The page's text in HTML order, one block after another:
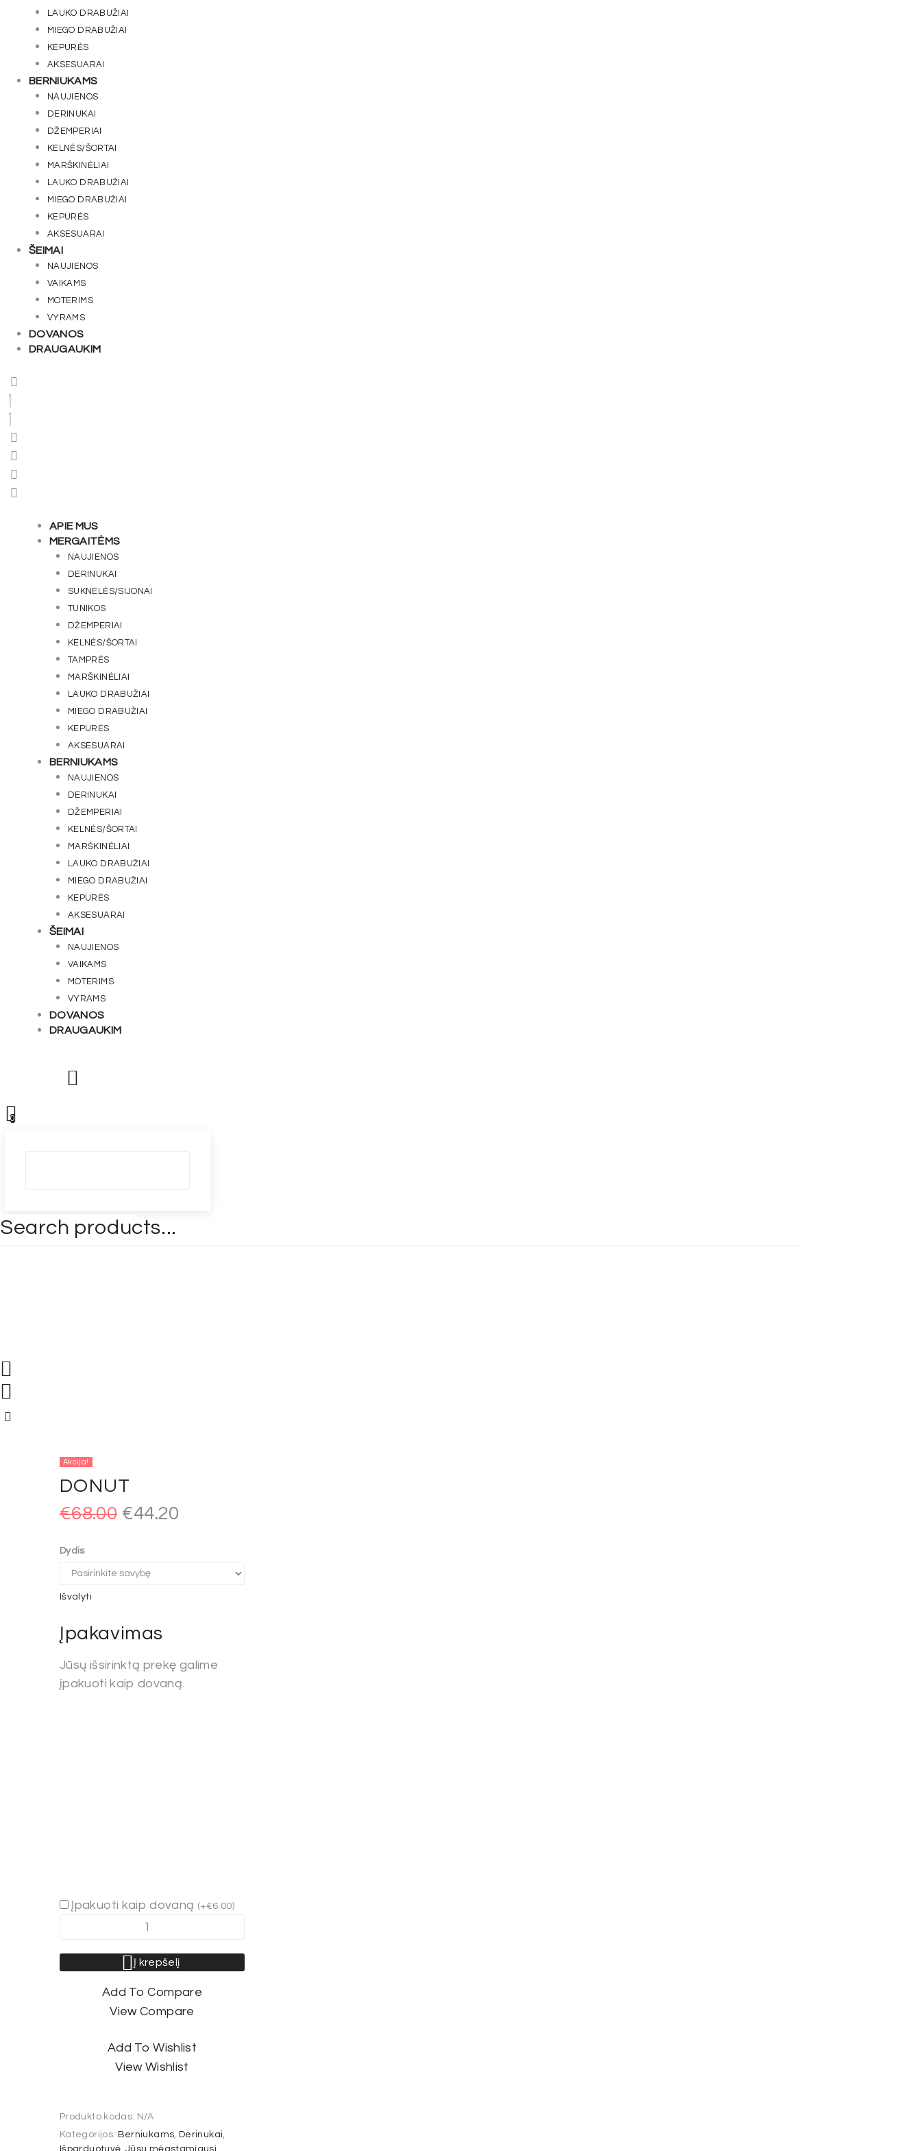
LAUKO DRABUŽIAI
MIEGO DRABUŽIAI
KEPURĖS
AKSESUARAI
BERNIUKAMS
NAUJIENOS
DERINUKAI
DŽEMPERIAI
KELNĖS/ŠORTAI
MARŠKINĖLIAI
LAUKO DRABUŽIAI
MIEGO DRABUŽIAI
KEPURĖS
AKSESUARAI
ŠEIMAI
NAUJIENOS
VAIKAMS
MOTERIMS
VYRAMS
DOVANOS
DRAUGAUKIM
APIE MUS
MERGAITĖMS
NAUJIENOS
DERINUKAI
SUKNELĖS/SIJONAI
TUNIKOS
DŽEMPERIAI
KELNĖS/ŠORTAI
TAMPRĖS
MARŠKINĖLIAI
LAUKO DRABUŽIAI
MIEGO DRABUŽIAI
KEPURĖS
AKSESUARAI
BERNIUKAMS
NAUJIENOS
DERINUKAI
DŽEMPERIAI
KELNĖS/ŠORTAI
MARŠKINĖLIAI
LAUKO DRABUŽIAI
MIEGO DRABUŽIAI
KEPURĖS
AKSESUARAI
ŠEIMAI
NAUJIENOS
VAIKAMS
MOTERIMS
VYRAMS
DOVANOS
DRAUGAUKIM
0
Akcija!
DONUT
€68.00 Original
€68.00.
€44.20
€44.20.
Dydis
Išvalyti
Įpakavimas
Jūsų išsirinktą prekę galime
įpakuoti kaip dovaną.
Įpakuoti kaip dovaną (+€6.00)
Į krepšelį
Add To Compare
View Compare
Add To Wishlist
View Wishlist
Produkto kodas: N/A
Kategorijos: Berniukams ,Derinukai
Išparduotuvė ,Jūsų mėgstamiausi